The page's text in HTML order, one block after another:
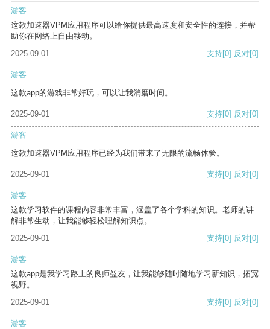
游客
这款加速器VPM应用程序可以给你提供最高速度和安全性的连接，并帮
助你在网络上自由移动。
2025-09-01
支持[0] 反对[0]
游客
这款app的游戏非常好玩，可以让我消磨时间。
2025-09-01 支持[0] 反对[0]
游客
这款加速器VPM应用程序已经为我们带来了无限的流畅体验。
2025-09-01 支持[0] 反对[0]
游客
这款学习软件的课程内容非常丰富，涵盖了各个学科的知识。老师的讲
解非常生动，让我能够轻松理解知识点。
2025-09-01
支持[0] 反对[0]
游客
这款app是我学习路上的良师益友，让我能够随时随地学习新知识，拓宽
视野。
2025-09-01
支持[0] 反对[0]
游客